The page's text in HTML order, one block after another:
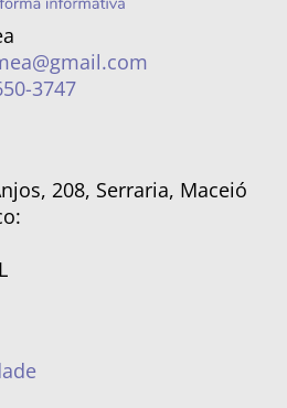
3747
208, Serraria, Maceió